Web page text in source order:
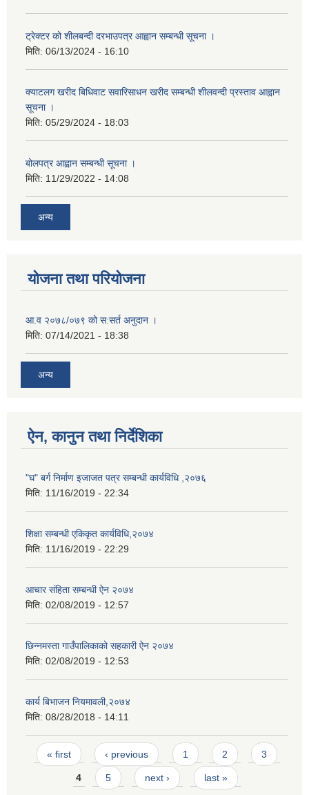
ट्रेक्टर को शीलबन्दी दरभाउपत्र आह्वान सम्बन्धी सूचना ।
मिति: 06/13/2024 - 16:10
क्याटलग खरीद बिधिवाट सवारिसाधन खरीद सम्बन्धी शीलवन्दी प्रस्ताव आह्वान
सूचना ।
मिति: 05/29/2024 - 18:03
बोलपत्र आह्वान सम्बन्धी सूचना ।
मिति: 11/29/2022 - 14:08
अन्य
योजना तथा परियोजना
आ.व २०७८/०७९ को स:सर्त अनुदान ।
मिति: 07/14/2021 - 18:38
अन्य
ऐन, कानुन तथा निर्देशिका
"घ" बर्ग निर्माण इजाजत पत्र सम्बन्धी कार्यविधि ,२०७६
मिति: 11/16/2019 - 22:34
शिक्षा सम्बन्धी एकिकृत कार्यविधि,२०७४
मिति: 11/16/2019 - 22:29
आचार संहिता सम्बन्धी ऐन २०७४
मिति: 02/08/2019 - 12:57
छिन्नमस्ता गाउँपालिकाको सहकारी ऐन २०७४
मिति: 02/08/2019 - 12:53
कार्य बिभाजन नियमावली,२०७४
मिति: 08/28/2018 - 14:11
Pages
« first ‹ previous 1 2 3
4 5 next › last »